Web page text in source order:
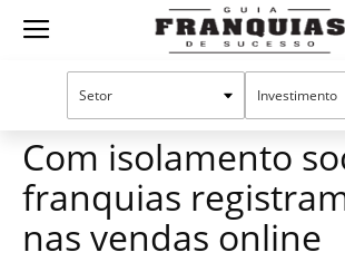
Guia
Mercado de franquias
Com isolamento
franquias
nas vendas online